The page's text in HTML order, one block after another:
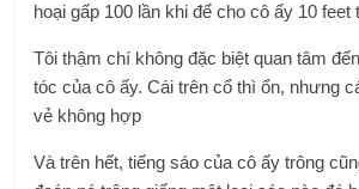
hoại gấp 100 lần khi để cho cô ấy 10 feet
Tôi thậm chí không đặc biệt quan tâm
tóc của cô ấy. Cái trên cổ thì ổn, nhưng
vẻ không hợp
Và trên hết, tiếng sáo của cô ấy trông